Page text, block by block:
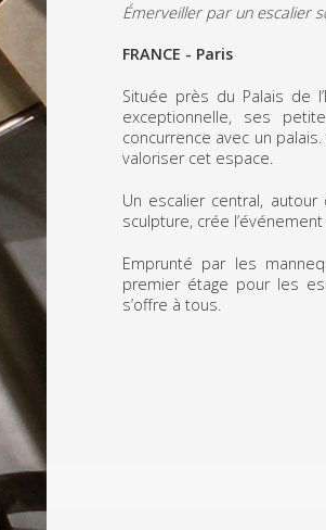
Émerveiller par un escalier
FRANCE - Paris
Située près du Palais de
exceptionnelle, ses
concurrence avec un
valoriser cet espace.
Un escalier central, autour
sculpture, crée
Emprunté par les
premier étage pour les
s’offre à tous.